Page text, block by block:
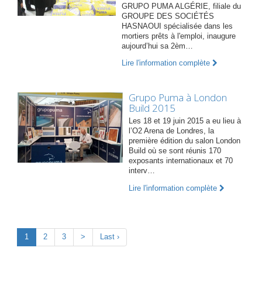
GRUPO PUMA ALGÉRIE, filiale du
GROUPE DES SOCIÉTÉS
HASNAOUI spécialisée dans les
mortiers prêts à l'emploi, inaugure
aujourd’hui sa 2èm…
Lire l'information complète
Grupo Puma à London
Build 2015
Les 18 et 19 juin 2015 a eu lieu à
l’O2 Arena de Londres, la
première édition du salon London
Build où se sont réunis 170
exposants internationaux et 70
interv…
Lire l'information complète
1 2 3 > Last ›